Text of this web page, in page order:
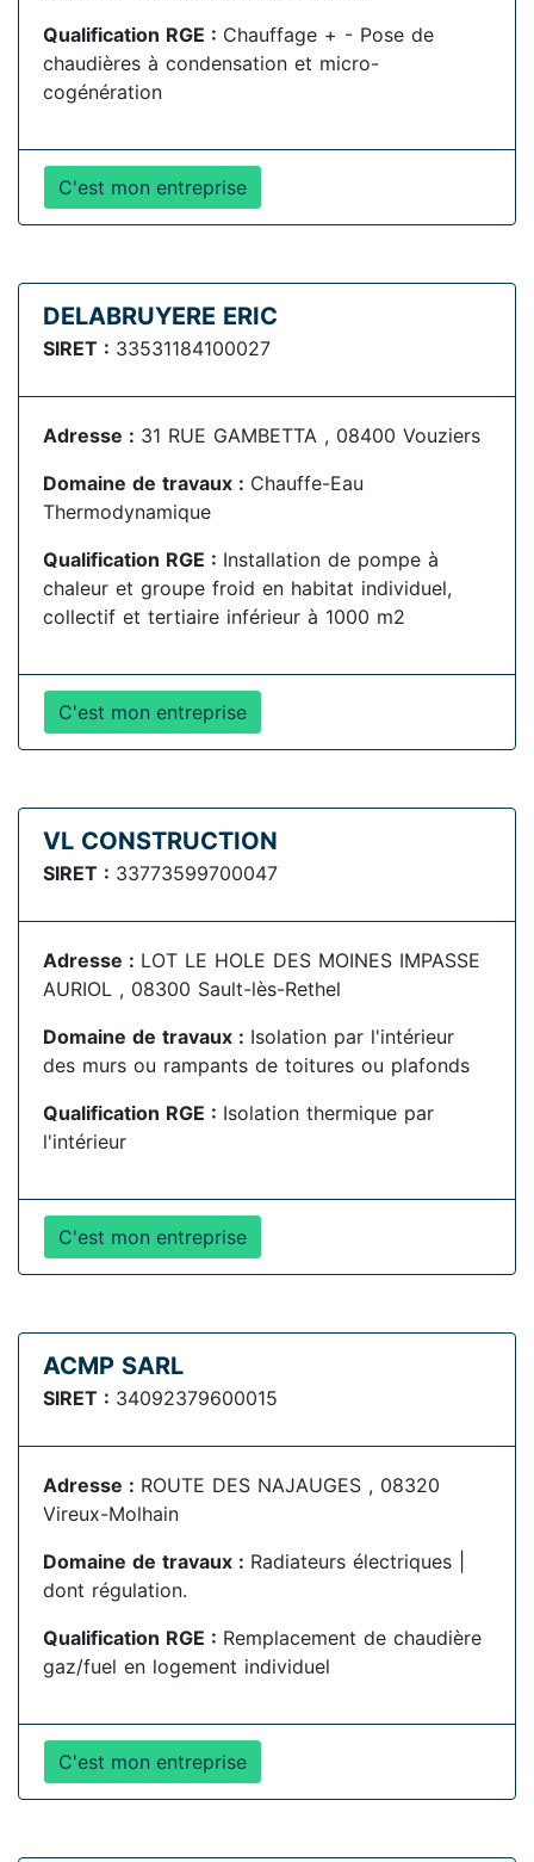
Qualification RGE : Chauffage + - Pose de
chaudières à condensation et micro-
cogénération
C'est mon entreprise
DELABRUYERE ERIC
SIRET : 33531184100027
Adresse : 31 RUE GAMBETTA , 08400 Vouziers
Domaine de travaux : Chauffe-Eau
Thermodynamique
Qualification RGE : Installation de pompe à
chaleur et groupe froid en habitat individuel,
collectif et tertiaire inférieur à 1000 m2
C'est mon entreprise
VL CONSTRUCTION
SIRET : 33773599700047
Adresse : LOT LE HOLE DES MOINES IMPASSE
AURIOL , 08300 Sault-lès-Rethel
Domaine de travaux : Isolation par l'intérieur
des murs ou rampants de toitures ou plafonds
Qualification RGE : Isolation thermique par
l'intérieur
C'est mon entreprise
ACMP SARL
SIRET : 34092379600015
Adresse : ROUTE DES NAJAUGES , 08320
Vireux-Molhain
Domaine de travaux : Radiateurs électriques |
dont régulation.
Qualification RGE : Remplacement de chaudière
gaz/fuel en logement individuel
C'est mon entreprise